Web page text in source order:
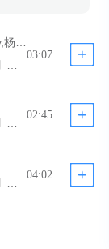
03:07
02:45
04:02